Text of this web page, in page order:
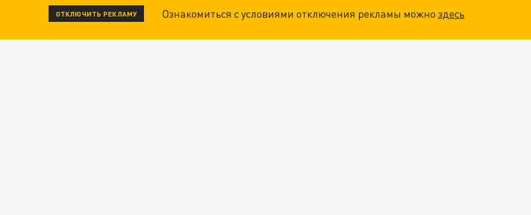
ОТКЛЮЧИТЬ РЕКЛАМУ Ознакомиться с условиями отключения рекламы можноздесь